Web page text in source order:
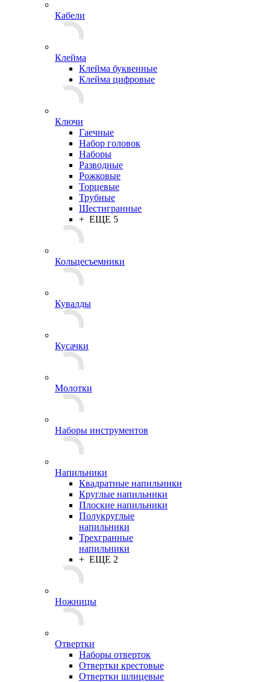
Кабели
Клейма
Клейма буквенные
Клейма цифровые
Ключи
Гаечные
Набор головок
Наборы
Разводные
Рожковые
Торцевые
Трубные
Шестигранные
+ ЕЩЕ 5
Кольцесъемники
Кувалды
Кусачки
Молотки
Наборы инструментов
Напильники
Квадратные напильники
Круглые напильники
Плоские напильники
Полукруглые
напильники
Трехгранные
напильники
+ ЕЩЕ 2
Ножницы
Отвертки
Наборы отверток
Отвертки крестовые
Отвертки шлицевые